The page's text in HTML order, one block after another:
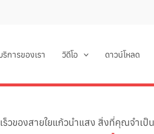
ริการของเรา วิดีโอ ดาวน์โหลด
ร็วของสายใยแก้วนำแสง สิ่งที่คุณจำเป็